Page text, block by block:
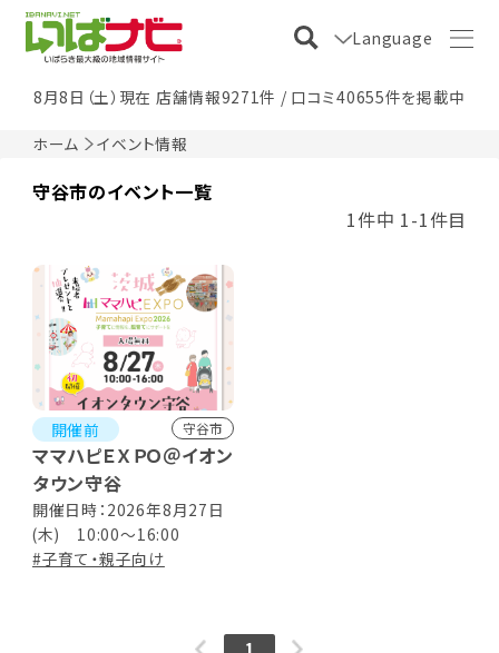
Language
8月8日（土）現在 店舗情報9271件 / 口コミ40655件を掲載中
ホーム イベント情報
守谷市のイベント一覧
1件中 1-1件目
開催前 守谷市
ママハピＥＸＰＯ＠イオン
タウン守谷
開催日時：2026年8月27日
(木) 10:00～16:00
#子育て・親子向け